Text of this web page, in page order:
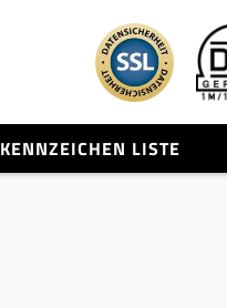
KENNZEICHEN LISTE